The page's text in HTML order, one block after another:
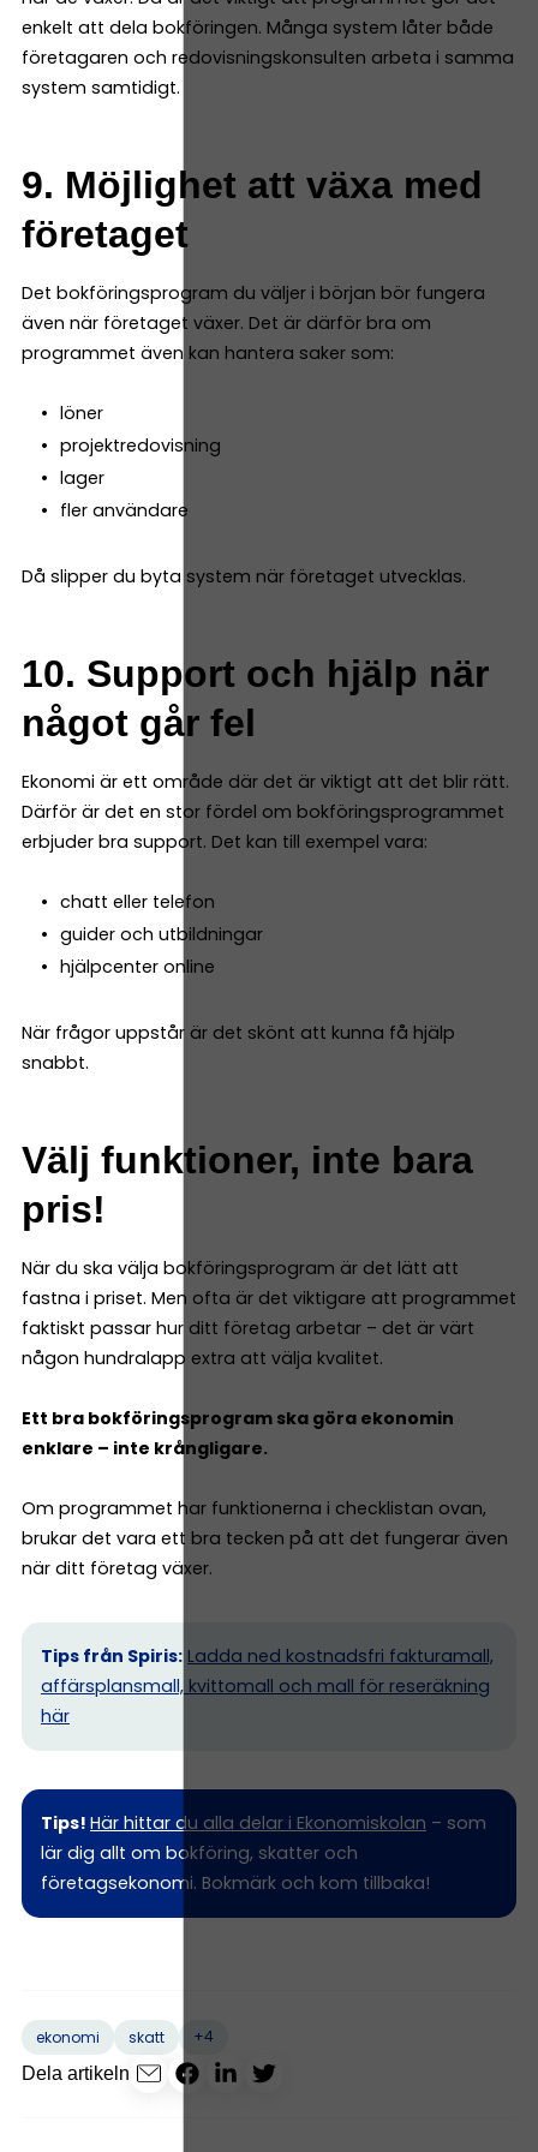
enkelt att dela bokföringen. Många system låter både
företagaren och redovisningskonsulten arbeta i samma
system samtidigt.
9. Möjlighet att växa med
företaget
Det bokföringsprogram du väljer i början bör fungera
även när företaget växer. Det är därför bra om
programmet även kan hantera saker som:
löner
projektredovisning
lager
fler användare
Då slipper du byta system när företaget utvecklas.
10. Support och hjälp när
något går fel
Ekonomi är ett område där det är viktigt att det blir rätt.
Därför är det en stor fördel om bokföringsprogrammet
erbjuder bra support. Det kan till exempel vara:
chatt eller telefon
guider och utbildningar
hjälpcenter online
När frågor uppstår är det skönt att kunna få hjälp
snabbt.
Välj funktioner, inte bara
pris!
När du ska välja bokföringsprogram är det lätt att
fastna i priset. Men ofta är det viktigare att programmet
faktiskt passar hur ditt företag arbetar – det är värt
någon hundralapp extra att välja kvalitet.
Ett bra bokföringsprogram ska göra ekonomin
enklare – inte krångligare.
Om programmet har funktionerna i checklistan ovan,
brukar det vara ett bra tecken på att det fungerar även
när ditt företag växer.
Tips från Spiris: Ladda ned kostnadsfri fakturamall,
affärsplansmall, kvittomall och mall för reseräkning
här
Tips! Här hittar du alla delar i Ekonomiskolan – som
lär dig allt om bokföring, skatter och
företagsekonomi. Bokmärk och kom tillbaka!
ekonomi skatt
+4
Dela artikeln